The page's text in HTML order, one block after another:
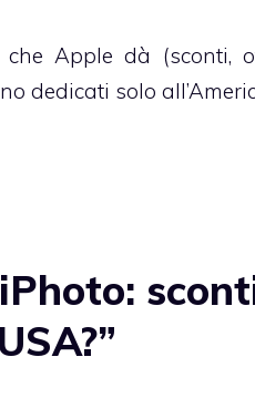
Apple dà (sconti,
dedicati solo